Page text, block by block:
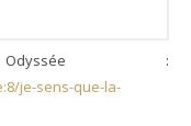
:
je-sens-que-la-